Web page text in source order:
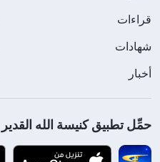
قراءات
شهادات
أخبار
حمِّل تطبيق كنيسة الله القدير